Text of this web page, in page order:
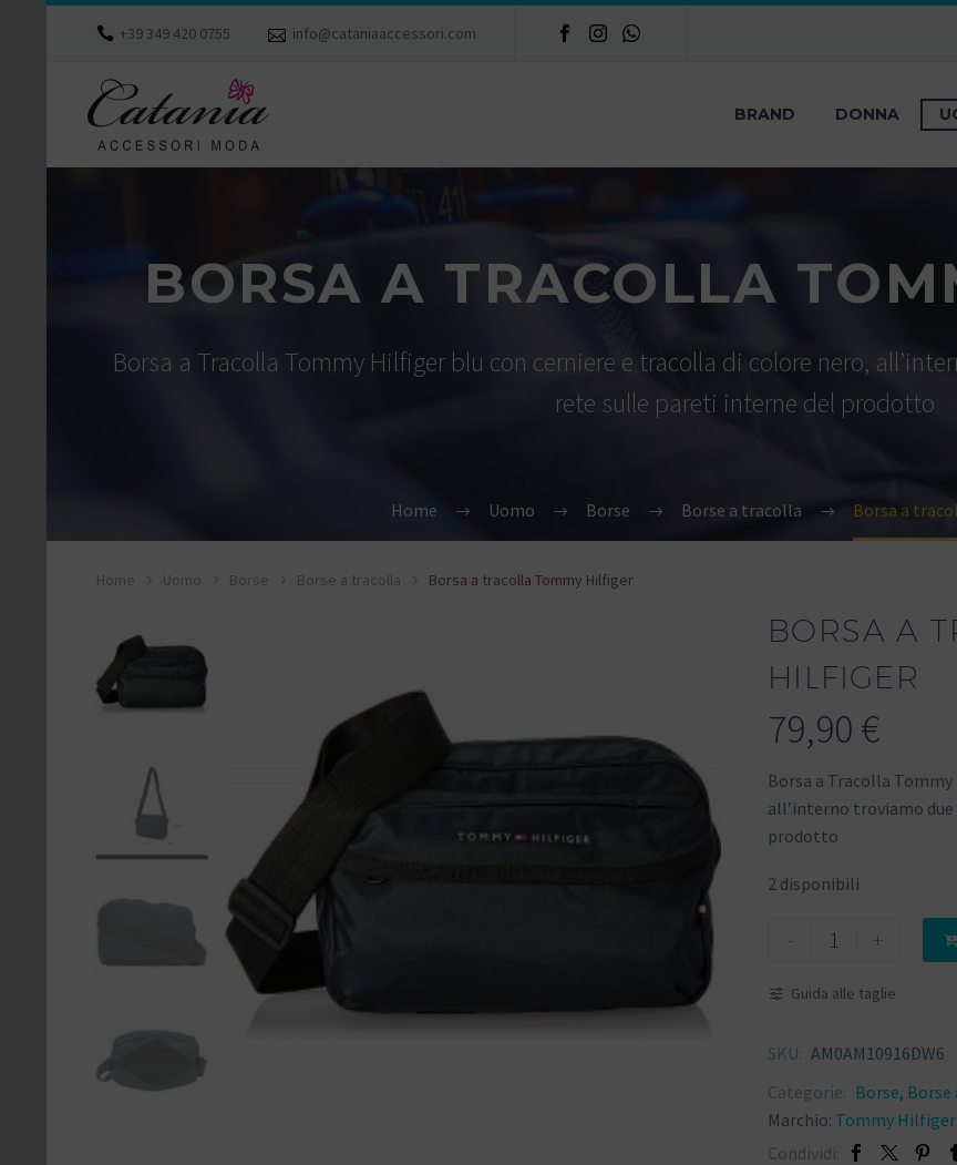
+39 349 420 0755 info@cataniaaccessori.com
BRAND DONNA
BORSA A TRACOLLA
Borsa a Tracolla Tommy Hilfiger blu con cerniere e tracolla di colore nero,
rete sulle pareti interne del prodotto
Home Uomo Borse Borse a tracolla Borsa a
Home Uomo Borse Borse a tracolla Borsa a tracolla Tommy Hilfiger
BORSA A
HILFIGER
79,90 €
Borsa a Tracolla
all’interno troviamo
prodotto
2 disponibili
- + 
Guida alle taglie
SKU: AM0AM10916DW6
Categorie: Borse,
Marchio: Tommy Hilfiger
Condividi: